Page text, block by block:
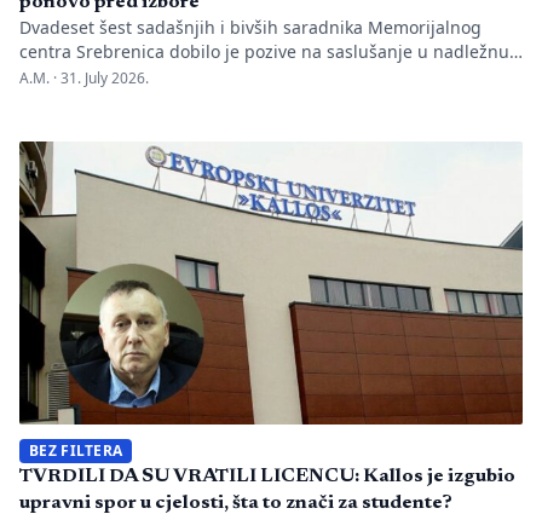
Dvadeset šest sadašnjih i bivših saradnika Memorijalnog
centra Srebrenica dobilo je pozive na saslušanje u nadležnu
policijsku stanicu po nalogu Okružnog javnog tužilaštva u
nakon predstavljanja godišnjeg Izvještaja o negiranju
genocida. Iz Memorijalnog centra upozoravaju da se
istovremeno pozivanje […]
A.M. ·31. July 2026.
BEZ FILTERA
TVRDILI DA SU VRATILI LICENCU: Kallos je izgubio
upravni spor u cjelosti, šta to znači za studente?